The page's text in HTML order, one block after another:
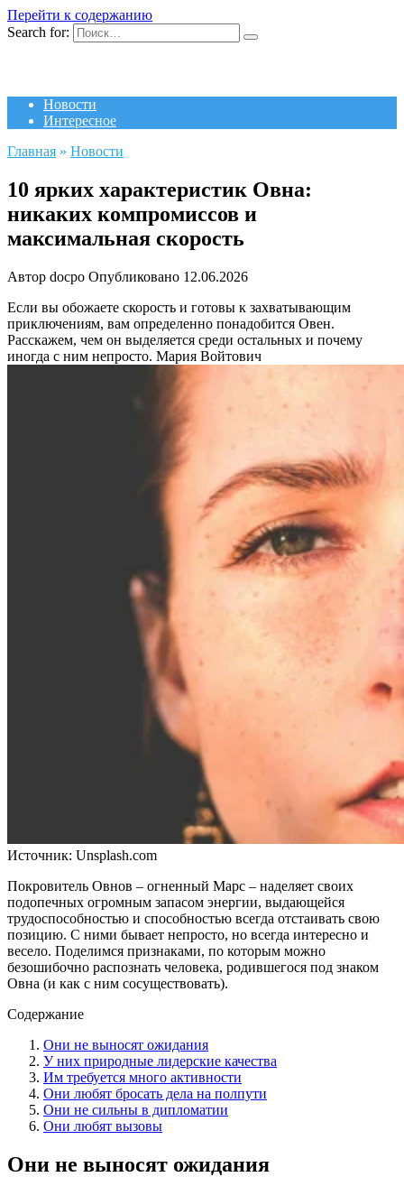
Перейти к содержанию
Search for:
Новости
Интересное
Главная » Новости
10 ярких характеристик Овна:
никаких компромиссов и
максимальная скорость
Автор docpo Опубликовано 12.06.2026
Если вы обожаете скорость и готовы к захватывающим
приключениям, вам определенно понадобится Овен.
Расскажем, чем он выделяется среди остальных и почему
иногда с ним непросто. Мария Войтович
Источник: Unsplash.com
Покровитель Овнов – огненный Марс – наделяет своих
подопечных огромным запасом энергии, выдающейся
трудоспособностью и способностью всегда отстаивать свою
позицию. С ними бывает непросто, но всегда интересно и
весело. Поделимся признаками, по которым можно
безошибочно распознать человека, родившегося под знаком
Овна (и как с ним сосуществовать).
Содержание
Они не выносят ожидания
У них природные лидерские качества
Им требуется много активности
Они любят бросать дела на полпути
Они не сильны в дипломатии
Они любят вызовы
Они не выносят ожидания